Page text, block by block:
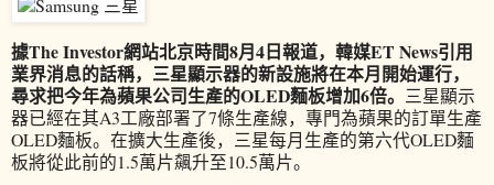
據The Investor網站北京時間8月4日報道，韓媒ET News引用
業界消息的話稱，三星顯示器的新設施將在本月開始運行，
尋求把今年為蘋果公司生產的OLED麵板增加6倍。 三星顯示
器已經在其A3工廠部署了7條生產線，專門為蘋果的訂單生產
OLED麵板。在擴大生產後，三星每月生產的第六代OLED麵
板將從此前的1.5萬片飆升至10.5萬片。